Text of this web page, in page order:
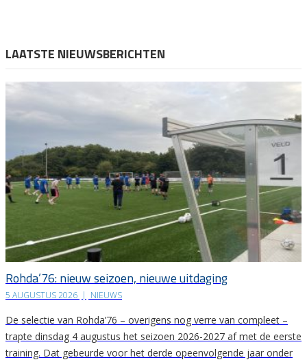
LAATSTE NIEUWSBERICHTEN
Rohda’76: nieuw seizoen, nieuwe uitdaging
5 AUGUSTUS 2026 | NIEUWS
De selectie van Rohda’76 – overigens nog verre van compleet –
trapte dinsdag 4 augustus het seizoen 2026-2027 af met de eerste
training. Dat gebeurde voor het derde opeenvolgende jaar onder